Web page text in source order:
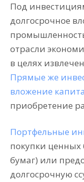
Под
долгосрочное
отрасли
в целях
Прямые же
вложение
приобретение
Портфельные
покупки ценных
бумаг) или
долгосрочную